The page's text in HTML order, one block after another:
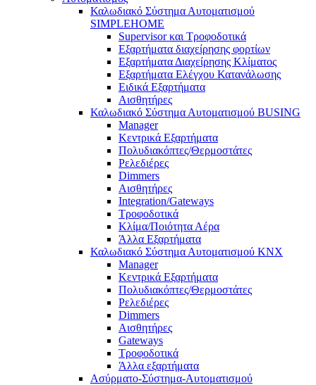
Καλωδιακό Σύστημα Αυτοματισμού
SIMPLEHOME
Supervisor και Τροφοδοτικά
Εξαρτήματα διαχείρησης φορτίων
Εξαρτήματα Διαχείρησης Κλίματος
Εξαρτήματα Ελέγχου Κατανάλωσης
Ειδικά Εξαρτήματα
Αισθητήρες
Καλωδιακό Σύστημα Αυτοματισμού BUSING
Manager
Κεντρικά Εξαρτήματα
Πολυδιακόπτες/Θερμοστάτες
Ρελεδιέρες
Dimmers
Αισθητήρες
Integration/Gateways
Τροφοδοτικά
Κλίμα/Ποιότητα Αέρα
Άλλα Εξαρτήματα
Καλωδιακό Σύστημα Αυτοματισμού KNX
Manager
Κεντρικά Εξαρτήματα
Πολυδιακόπτες/Θερμοστάτες
Ρελεδιέρες
Dimmers
Αισθητήρες
Gateways
Τροφοδοτικά
Άλλα εξαρτήματα
Ασύρματο-Σύστημα-Αυτοματισμού